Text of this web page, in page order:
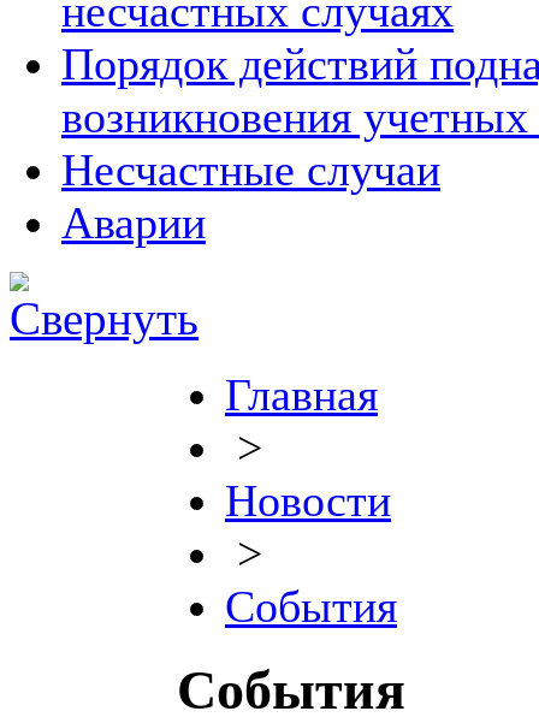
несчастных случаях
Порядок действий
возникновения
Несчастные случаи
Аварии
Главная
>
Новости
>
События
События